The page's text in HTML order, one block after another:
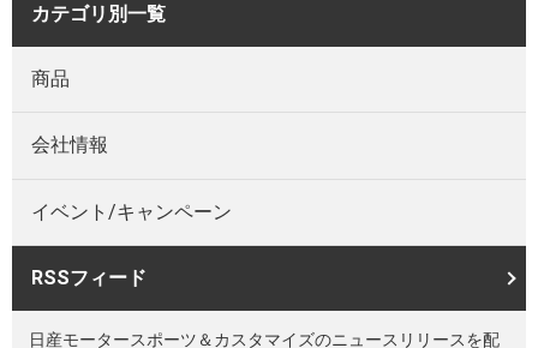
カテゴリ別一覧
商品
会社情報
イベント/キャンペーン
RSSフィード
日産モータースポーツ＆カスタマイズのニュースリリースを配